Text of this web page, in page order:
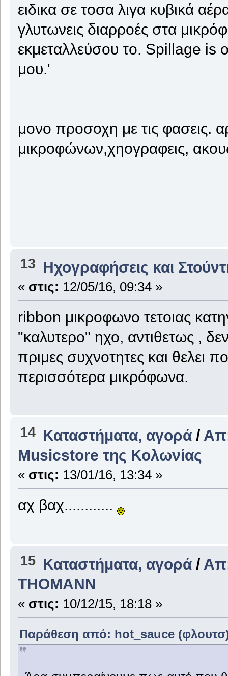
ειδικα σε τοσα λιγα κυβικά
γλυτωνεις διαρροές στα
εκμεταλλεύσου το. Spillage is
μου.'
μονο προσοχη με τις φασεις.
μικροφώνων,χηογραφεις,
13 Ηχογραφήσεις και
« στις: 12/05/16, 09:34 »
ribbon μικροφωνο τετοιας
"καλυτερο" ηχο, αντιθετως ,
πριμες συχνοτητες και
περισσότερα μικρόφωνα.
14 Καταστήματα, αγορά /
Musicstore της Κολωνίας
« στις: 13/01/16, 13:34 »
αχ βαχ............
15 Καταστήματα, αγορά /
THOMANΝ
« στις: 10/12/15, 18:18 »
Παράθεση από: hot_sauce (φλουτσ)